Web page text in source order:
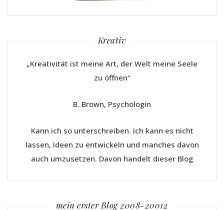
Kreativ
„Kreativität ist meine Art, der Welt meine Seele
zu öffnen“
B. Brown, Psychologin
Kann ich so unterschreiben. Ich kann es nicht
lassen, Ideen zu entwickeln und manches davon
auch umzusetzen. Davon handelt dieser Blog
mein erster Blog 2008-20012